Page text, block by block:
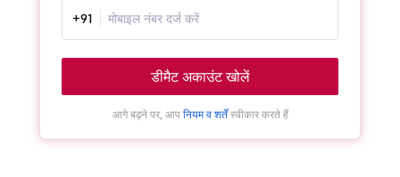
+91
डीमैट अकाउंट खोलें
आगे बढ़ने पर, आप नियम व शर्तेंस्वीकार करते हैं